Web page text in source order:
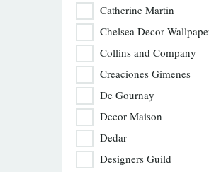
Catherine Martin
Chelsea Decor
Collins and Company
Creaciones Gimenes
De Gournay
Decor Maison
Dedar
Designers Guild